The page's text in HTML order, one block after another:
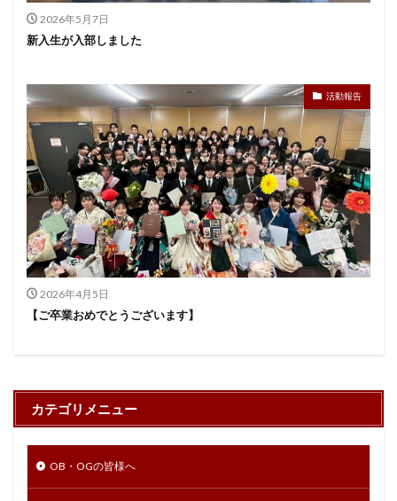
2026年5月7日
新入生が入部しました
活動報告
2026年4月5日
【ご卒業おめでとうございます】
カテゴリメニュー
OB・OGの皆様へ